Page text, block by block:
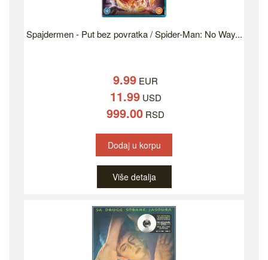
Spajdermen - Put bez povratka / Spider-Man: No Way...
9.99 EUR
11.99USD
999.00 RSD
Dodaj u korpu
Više detalja